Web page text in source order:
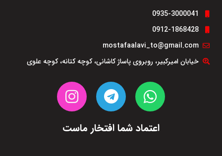
0935-3000041
0912-1868428
mostafaalavi_to@gmail.com
خیابان امیرکبیر، روبروی پاساژ کاشانی، کوچه کتانه، کوچه علوی
اعتماد شما افتخار ماست